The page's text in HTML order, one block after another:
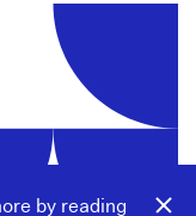
by reading